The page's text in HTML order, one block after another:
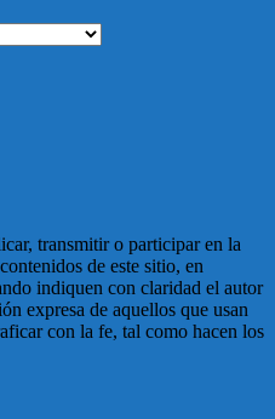
transmitir o participar en la
de este sitio, en
indiquen con claridad el autor
expresa de aquellos que usan
con la fe, tal como hacen los